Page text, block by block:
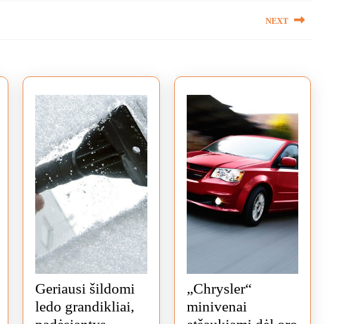
NEXT
Geriausi šildomi
ledo grandikliai,
„Chrysler“
minivenai